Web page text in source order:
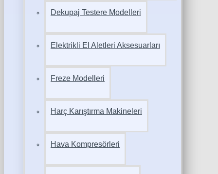
Dekupaj Testere Modelleri
Elektrikli El Aletleri Aksesuarları
Freze Modelleri
Harç Karıştırma Makineleri
Hava Kompresörleri